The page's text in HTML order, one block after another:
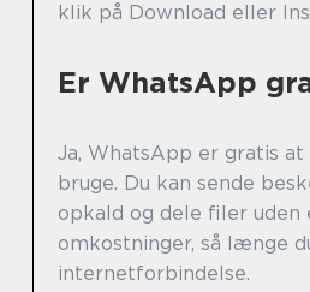
klik på Download eller
Er WhatsApp
Ja, WhatsApp er gratis at
bruge. Du kan sende
opkald og dele filer uden
omkostninger, så længe
internetforbindelse.